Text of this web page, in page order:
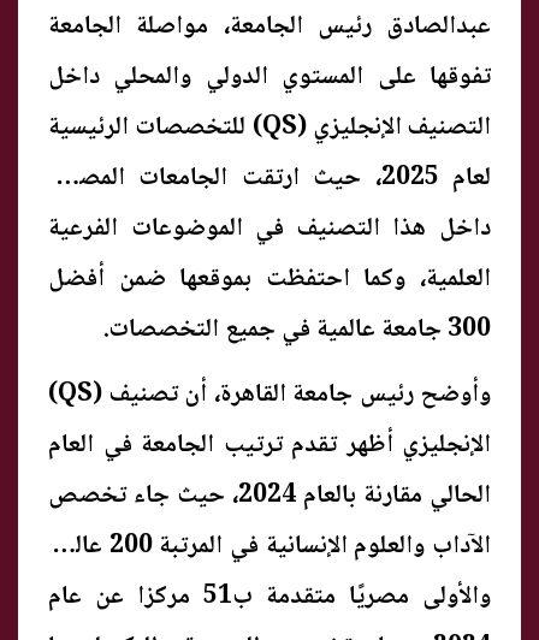
عبدالصادق رئيس الجامعة، مواصلة الجامعة
تفوقها على المستوي الدولي والمحلي داخل
التصنيف الإنجليزي (QS) للتخصصات الرئيسية
لعام 2025، حيث ارتقت الجامعات المصرية
داخل هذا التصنيف في الموضوعات الفرعية
العلمية، وكما احتفظت بموقعها ضمن أفضل
300 جامعة عالمية في جميع التخصصات.
وأوضح رئيس جامعة القاهرة، أن تصنيف (QS)
الإنجليزي أظهر تقدم ترتيب الجامعة في العام
الحالي مقارنة بالعام 2024، حيث جاء تخصص
الآداب والعلوم الإنسانية في المرتبة 200 عالميًا
والأولى مصريًا متقدمة ب51 مركزا عن عام